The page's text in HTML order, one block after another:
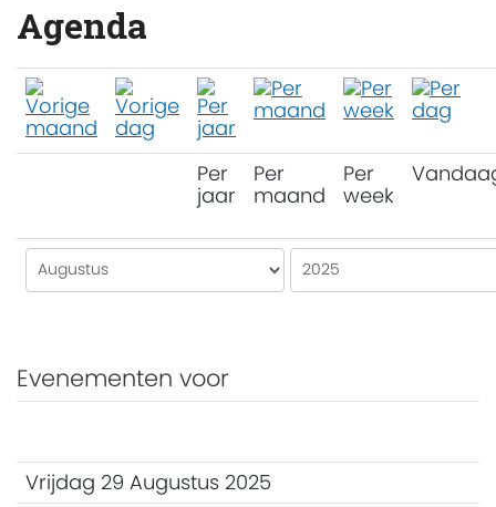
Agenda
Per
jaar
Per
maand
Per
week
Evenementen voor
Vrijdag 29 Augustus 2025